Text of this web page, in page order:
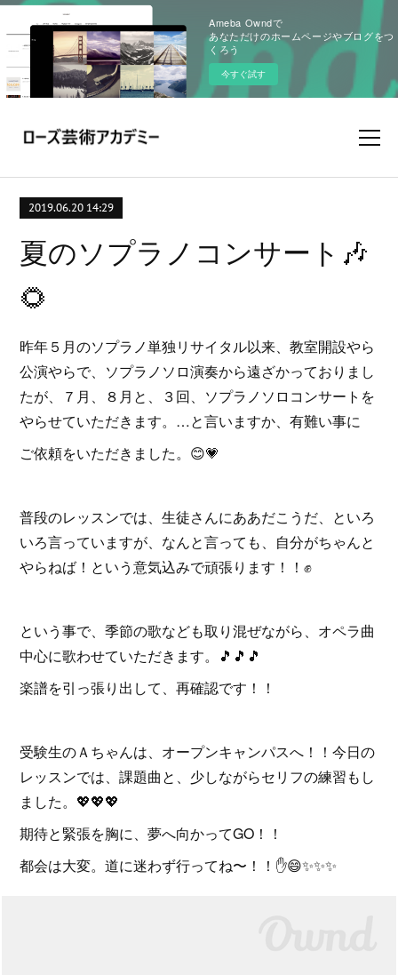
Ameba Owndで
あなただけのホームページやブログをつ
くろう
今すぐ試す
2019.06.20 14:29
夏のソプラノコンサート🎶
🌻
昨年５月のソプラノ単独リサイタル以来、教室開設やら
公演やらで、ソプラノソロ演奏から遠ざかっておりまし
たが、７月、８月と、３回、ソプラノソロコンサートを
やらせていただきます。…と言いますか、有難い事に
ご依頼をいただきました。😊💗
普段のレッスンでは、生徒さんにああだこうだ、といろ
いろ言っていますが、なんと言っても、自分がちゃんと
やらねば！という意気込みで頑張ります！！✊
という事で、季節の歌なども取り混ぜながら、オペラ曲
中心に歌わせていただきます。🎵🎵🎵
楽譜を引っ張り出して、再確認です！！
受験生のＡちゃんは、オープンキャンパスへ！！今日の
レッスンでは、課題曲と、少しながらセリフの練習もし
ました。💖💖💖
期待と緊張を胸に、夢へ向かってGO！！
都会は大変。道に迷わず行ってね〜！！✋️😄✨✨✨